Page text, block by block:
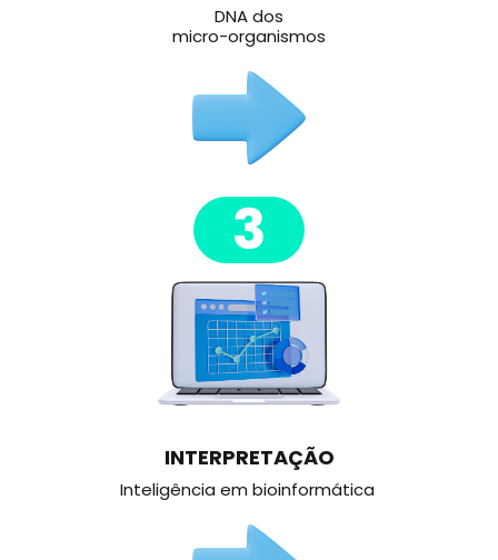
DNA dos
micro-organismos
3
INTERPRETAÇÃO
Inteligência em bioinformática